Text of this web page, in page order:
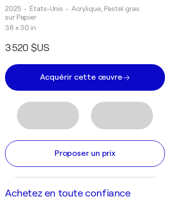
2025 • États-Unis • Acrylique, Pastel gras
sur Papier
38 x 30 in
3 520 $US
Acquérir cette œuvre
Proposer un prix
Achetez en toute confiance